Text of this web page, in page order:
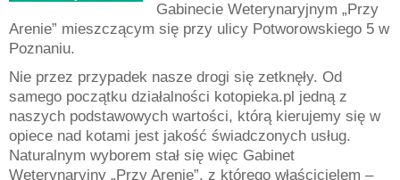
Gabinecie Weterynaryjnym „Przy
Arenie” mieszczącym się przy ulicy Potworowskiego 5 w
Poznaniu.
Nie przez przypadek nasze drogi się zetknęły. Od
samego początku działalności kotopieka.pl jedną z
naszych podstawowych wartości, którą kierujemy się w
opiece nad kotami jest jakość świadczonych usług.
Naturalnym wyborem stał się więc Gabinet
Weterynaryjny „Przy Arenie”, z którego właścicielem –